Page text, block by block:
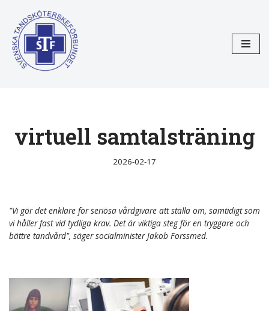
Hoppa
till
innehåll
virtuell samtalsträning
2026-02-17
"Vi gör det enklare för seriösa vårdgivare att ställa om, samtidigt som
vi håller fast vid tydliga krav. Det är viktiga steg för en tryggare och
bättre tandvård", säger socialminister Jakob Forssmed.